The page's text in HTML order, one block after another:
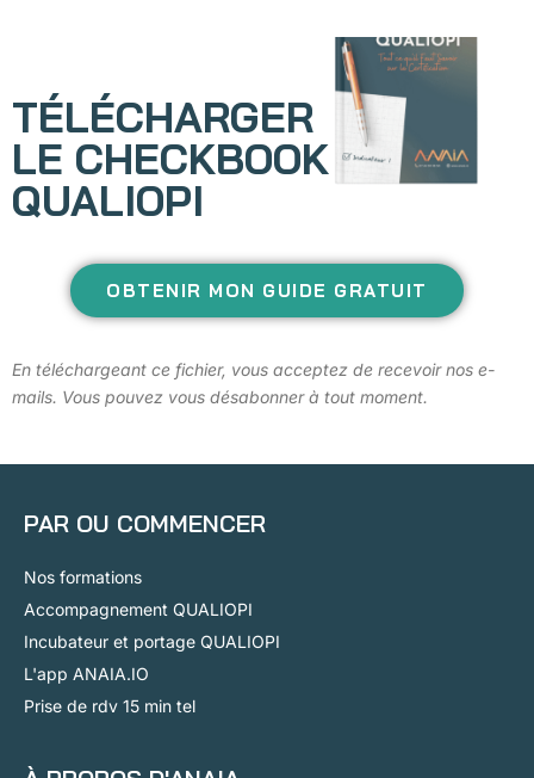
TÉLÉCHARGER
LE CHECKBOOK
QUALIOPI
OBTENIR MON GUIDE GRATUIT
En téléchargeant ce fichier, vous acceptez de recevoir nos e-
mails. Vous pouvez vous désabonner à tout moment.
PAR OU COMMENCER
Nos formations
Accompagnement QUALIOPI
Incubateur et portage QUALIOPI
L'app ANAIA.IO
Prise de rdv 15 min tel